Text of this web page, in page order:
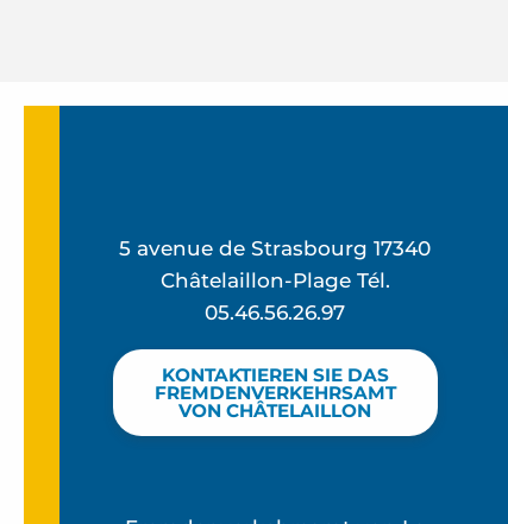
5 avenue de Strasbourg 17340
Châtelaillon-Plage Tél.
05.46.56.26.97
KONTAKTIEREN SIE DAS
FREMDENVERKEHRSAMT
VON CHÂTELAILLON